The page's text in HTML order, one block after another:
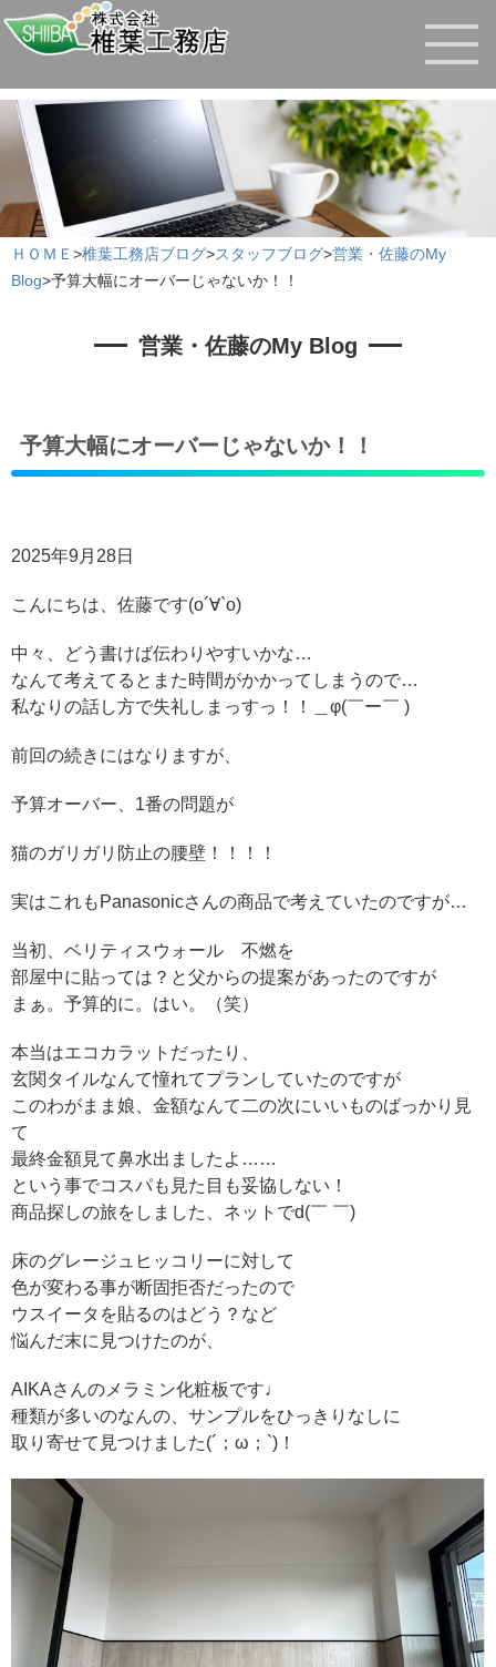
ＨＯＭＥ >椎葉工務店ブログ>スタッフブログ>営業・佐藤のMy
Blog>予算大幅にオーバーじゃないか！！
営業・佐藤のMy Blog
予算大幅にオーバーじゃないか！！
2025年9月28日
こんにちは、佐藤です(о´∀`о)
中々、どう書けば伝わりやすいかな…
なんて考えてるとまた時間がかかってしまうので…
私なりの話し方で失礼しまっすっ！！＿φ(￣ー￣ )
前回の続きにはなりますが、
予算オーバー、1番の問題が
猫のガリガリ防止の腰壁！！！！
実はこれもPanasonicさんの商品で考えていたのですが…
当初、ベリティスウォール 不燃を
部屋中に貼っては？と父からの提案があったのですが
まぁ。予算的に。はい。（笑）
本当はエコカラットだったり、
玄関タイルなんて憧れてプランしていたのですが
このわがまま娘、金額なんて二の次にいいものばっかり見
て
最終金額見て鼻水出ましたよ……
という事でコスパも見た目も妥協しない！
商品探しの旅をしました、ネットでd(￣ ￣)
床のグレージュヒッコリーに対して
色が変わる事が断固拒否だったので
ウスイータを貼るのはどう？など
悩んだ末に見つけたのが、
AIKAさんのメラミン化粧板です♩
種類が多いのなんの、サンプルをひっきりなしに
取り寄せて見つけました(´；ω；`)！